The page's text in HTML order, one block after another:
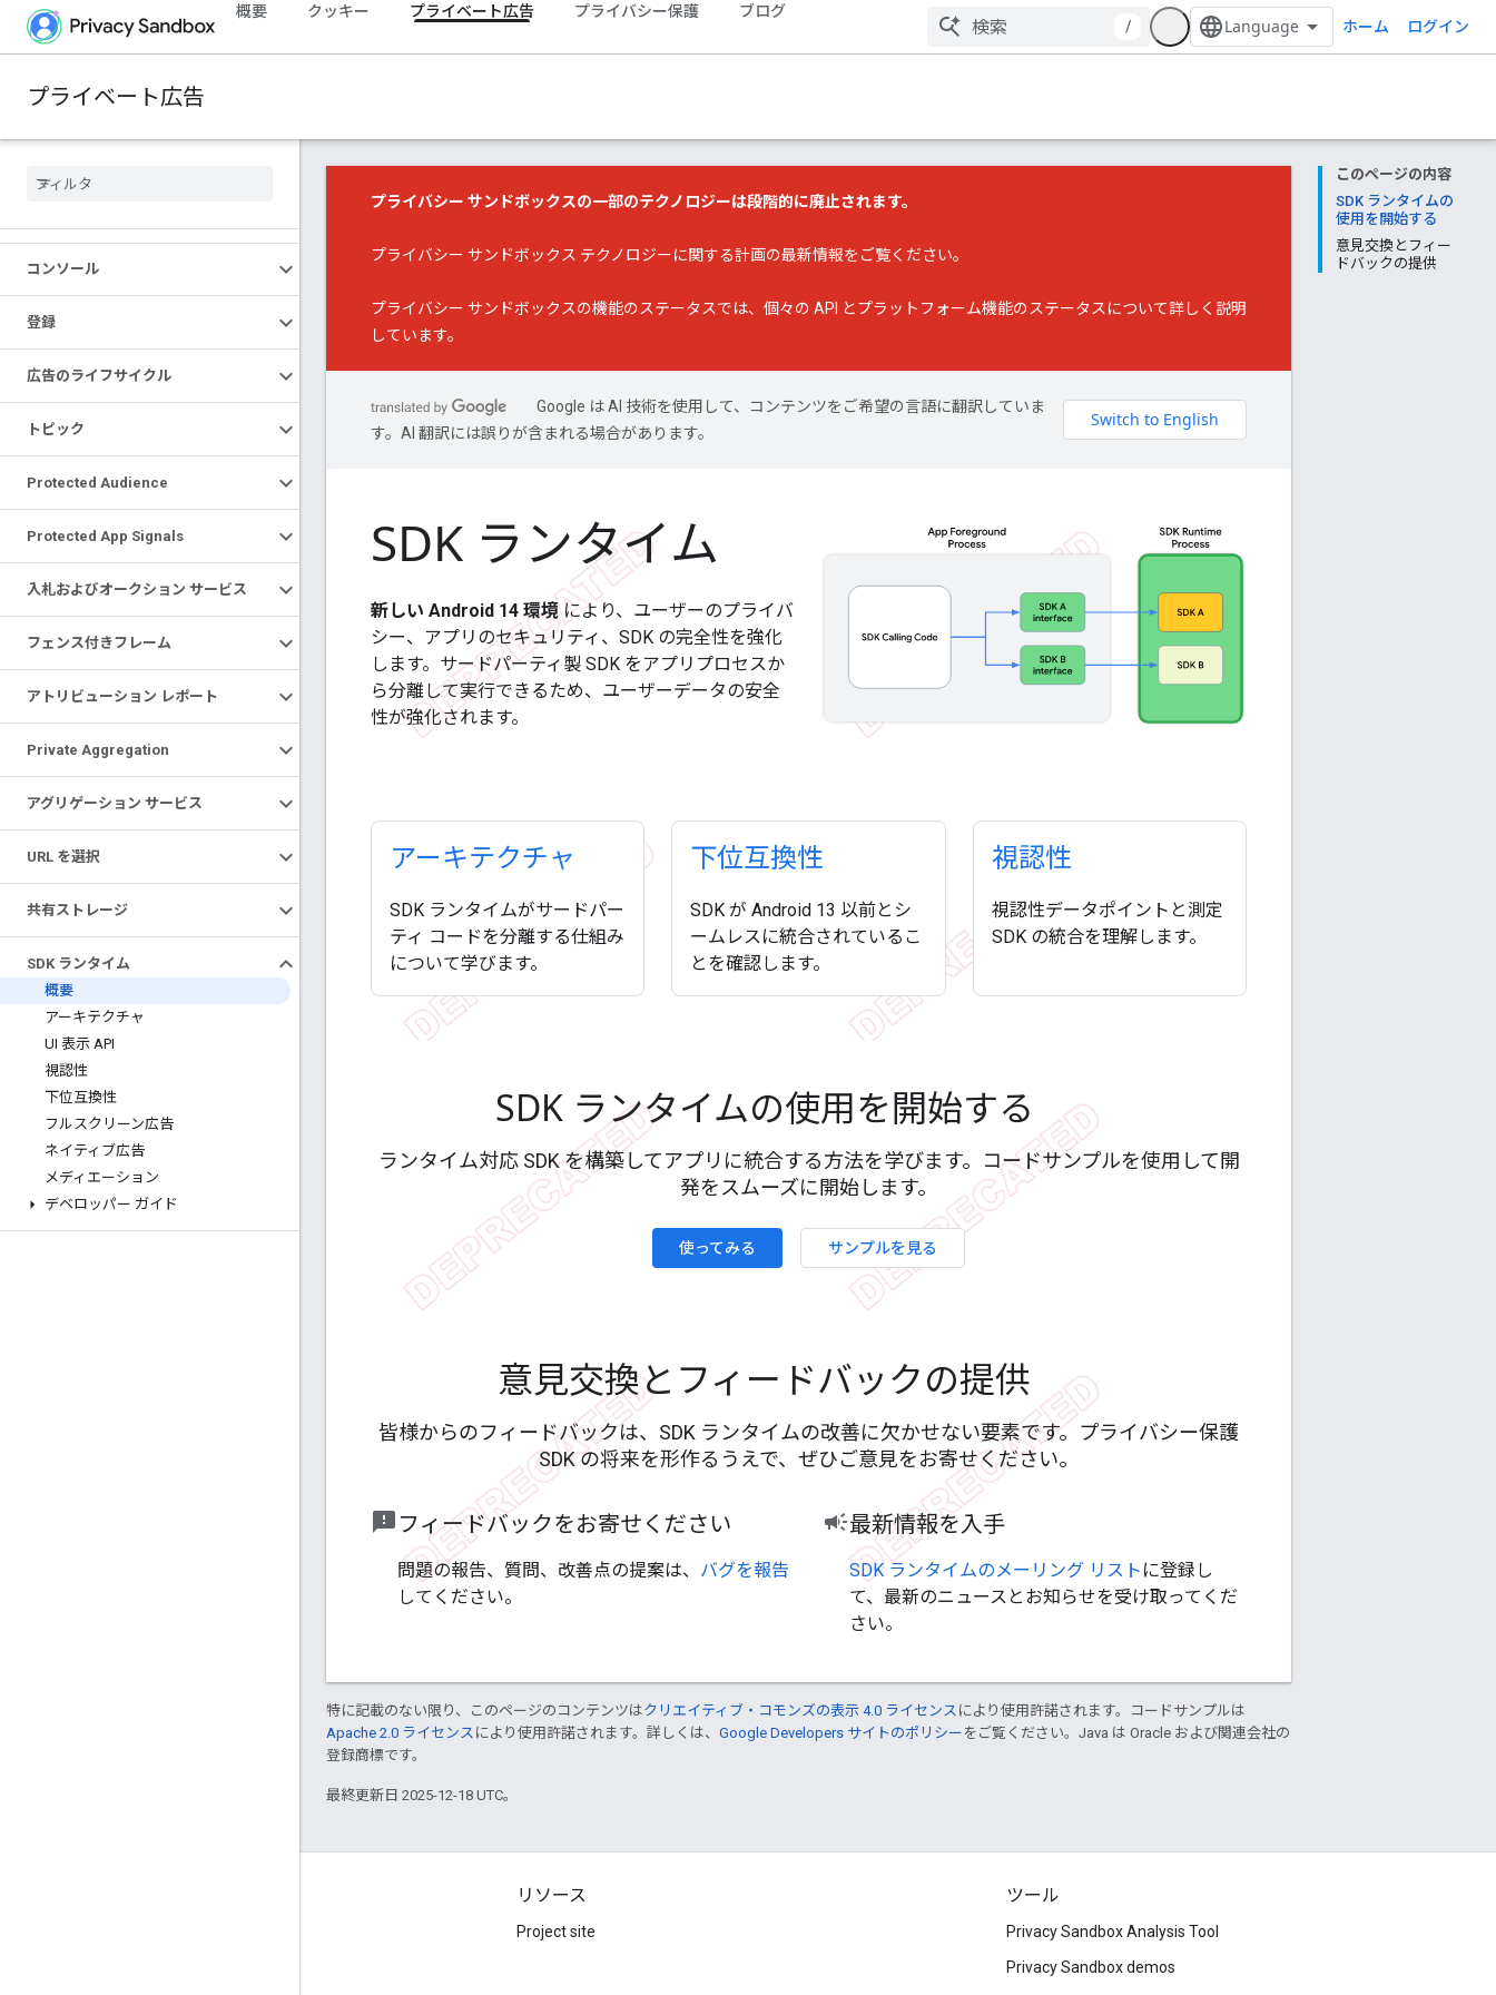
概要 クッキー プライベート広告 プライバシー保護 ブログ
/ ホーム ログイン
プライベート広告
コンソール
登録
広告のライフサイクル
トピック
Protected Audience
Protected App Signals
入札およびオークション サービス
フェンス付きフレーム
アトリビューション レポート
Private Aggregation
アグリゲーション サービス
URL を選択
共有ストレージ
SDK ランタイム
概要
アーキテクチャ
UI 表示 API
視認性
下位互換性
フルスクリーン広告
ネイティブ広告
メディエーション
デベロッパー ガイド
このページの内容
SDK ランタイムの
使用を開始する
意見交換とフィー
ドバックの提供
プライバシー サンドボックスの一部のテクノロジーは段階的に廃止されます。
プライバシー サンドボックス テクノロジーに関する計画の最新情報をご覧ください。
プライバシー サンドボックスの機能のステータスでは、個々の API とプラットフォーム機能のステータスについて詳しく説明
しています。
Google は AI 技術を使用して、コンテンツをご希望の言語に翻訳していま
す。AI 翻訳には誤りが含まれる場合があります。
SDK ランタイム
新しい Android 14 環境により、ユーザーのプライバ
シー、アプリのセキュリティ、SDK の完全性を強化
します。サードパーティ製 SDK をアプリプロセスか
ら分離して実行できるため、ユーザーデータの安全
性が強化されます。
アーキテクチャ
SDK ランタイムがサードパー
ティ コードを分離する仕組み
について学びます。
下位互換性
SDK が Android 13 以前とシ
ームレスに統合されているこ
とを確認します。
視認性
視認性データポイントと測定
SDK の統合を理解します。
SDK ランタイムの使用を開始する
ランタイム対応 SDK を構築してアプリに統合する方法を学びます。コードサンプルを使用して開
発をスムーズに開始します。
使ってみる サンプルを見る
意見交換とフィードバックの提供
皆様からのフィードバックは、SDK ランタイムの改善に欠かせない要素です。プライバシー保護
SDK の将来を形作るうえで、ぜひご意見をお寄せください。
feedback フィードバックをお寄せください
問題の報告、質問、改善点の提案は、 バグを報告
してください。
campaign最新情報を入手
SDK ランタイムのメーリング リスト に登録し
て、最新のニュースとお知らせを受け取ってくだ
さい。
特に記載のない限り、このページのコンテンツはクリエイティブ・コモンズの表示 4.0 ライセンス により使用許諾されます。コードサンプルは
Apache 2.0 ライセンス により使用許諾されます。詳しくは、 Google Developers サイトのポリシー をご覧ください。Java は Oracle および関連会社の
登録商標です。
最終更新日 2025-12-18 UTC。
リソース
Project site
ツール
Privacy Sandbox Analysis Tool
Privacy Sandbox demos